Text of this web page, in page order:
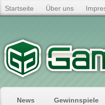
Startseite Über uns
News Gewinnspiele